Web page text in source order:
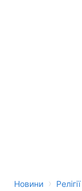
Новини › Релігії